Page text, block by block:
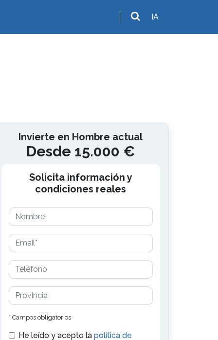
IA
Invierte en Hombre actual
Desde 15.000 €
Solicita información y
condiciones reales
* Campos obligatorios
He leído y acepto la política de